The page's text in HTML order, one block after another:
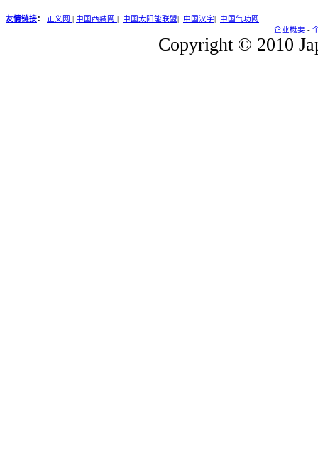
友情链接： 正义网 中国西藏网 中国太阳能联盟 中国汉字
中国气功网
企业概要 -
Copyright © 2010